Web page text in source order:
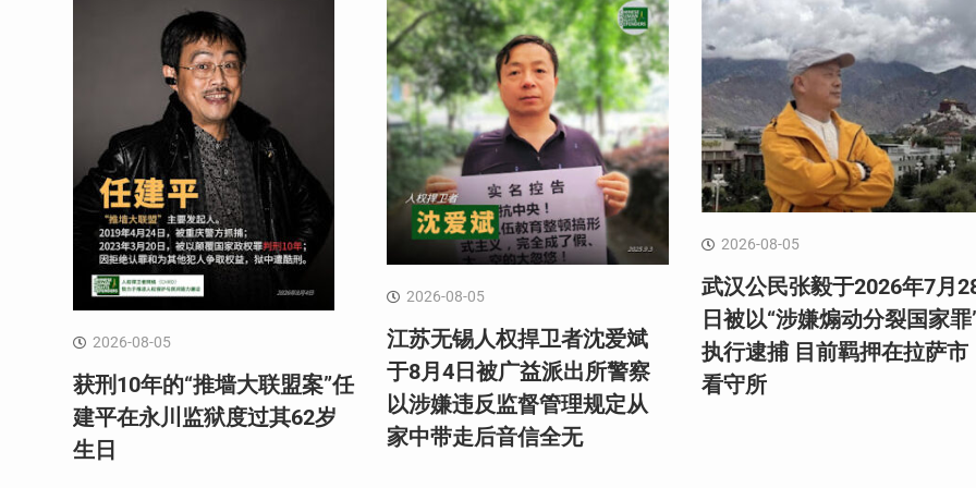
2026-08-05
获刑10年的“推墙大联盟案”任
建平在永川监狱度过其62岁
生日
2026-08-05
江苏无锡人权捍卫者沈爱斌
于8月4日被广益派出所警察
以涉嫌违反监督管理规定从
家中带走后音信全无
2026-08-05
武汉公民张毅于2026年7月
日被以“涉嫌煽动分裂国家罪
执行逮捕 目前羁押在拉萨市
看守所